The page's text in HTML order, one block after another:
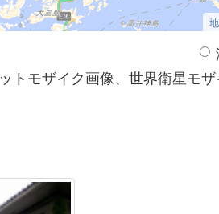
トモザイク画像、世界衛星モ